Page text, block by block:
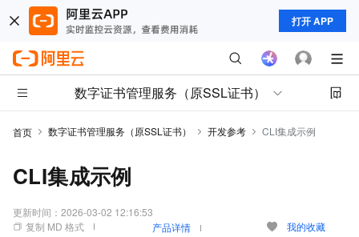
打开 APP
数字证书管理服务（原SSL证书）
首页 数字证书管理服务（原SSL证书） 开发参考 CLI集成示例
CLI集成示例
更新时间： 2026-03-02 12:16:53
复制 MD 格式
产品详情 我的收藏